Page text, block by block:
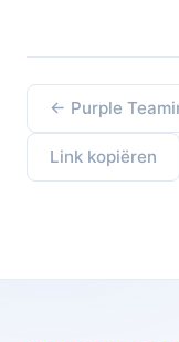
← Purple
Link kopiëren